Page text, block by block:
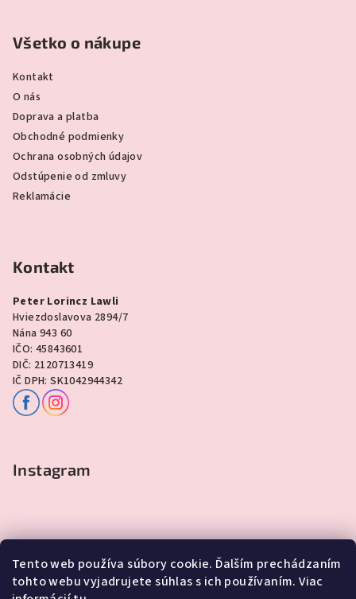
Tento web používa súbory cookie. Ďalším prechádzaním
tohto webu vyjadrujete súhlas s ich používaním. Viac
Všetko o nákupe
Kontakt
O nás
Doprava a platba
Obchodné podmienky
Ochrana osobných údajov
Odstúpenie od zmluvy
Reklamácie
Kontakt
Peter Lorincz Lawli
Hviezdoslavova 2894/7
Nána 943 60
IČO: 45843601
DIČ: 2120713419
IČ DPH: SK1042944342
Instagram